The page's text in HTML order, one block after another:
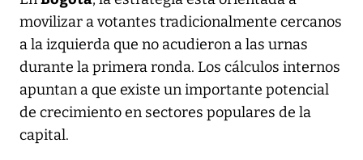
movilizar a votantes tradicionalmente cercanos
a la izquierda que no acudieron a las urnas
durante la primera ronda. Los cálculos internos
apuntan a que existe un importante potencial
de crecimiento en sectores populares de la
capital.